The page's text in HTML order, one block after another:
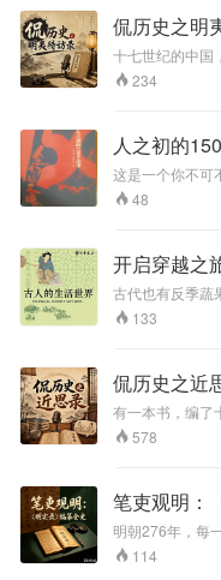
河，你会发现，
一部人和水谈判
区、社会观念
说。从武侠神功
真相，我们带你
更颠覆认知的古
起，把那些被神
侃历史之明
十七世纪的中国
骂得体无完肤。
矣"——独裁的君
被太监害死，
上亲手刺死仇人
在四明山打了几
乡，用一支笔
帝，有学校监督
政治运动的起点
读者。这个人叫
录》。这个系列
想，和他那个
234
人之初的
这是一个你不可
羲氏、炎帝、黄
48
开启穿越
生活世界
古代也有反季蔬
己的肚子和身材
办？古人怎么养
举凡衣、食、
位的扫描和呈现
和引发现代人普
得活色生香起来。
133
侃历史之近
有一本书，编了
年，两个中年男
个北宋哲学家的
在山沟里编出
清三朝科举考试
百年。这本书叫
哲学课的，是
敦颐、程颢、程
578
笔吏观明：
明朝276年，每
史——《明实录
体档案，背后却
114